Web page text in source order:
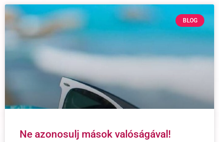
BLOG
Ne azonosulj mások valóságával!